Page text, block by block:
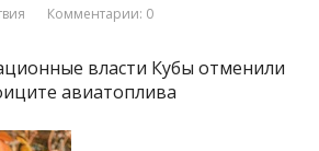
Комментарии: 0
власти Кубы отменили
авиатоплива